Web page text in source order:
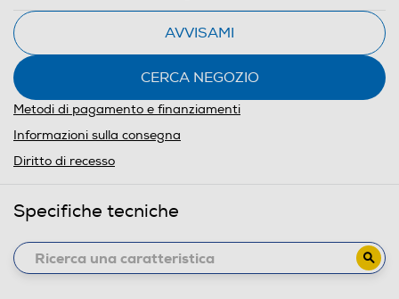
AVVISAMI
CERCA NEGOZIO
Metodi di pagamento e finanziamenti
Informazioni sulla consegna
Diritto di recesso
Specifiche tecniche